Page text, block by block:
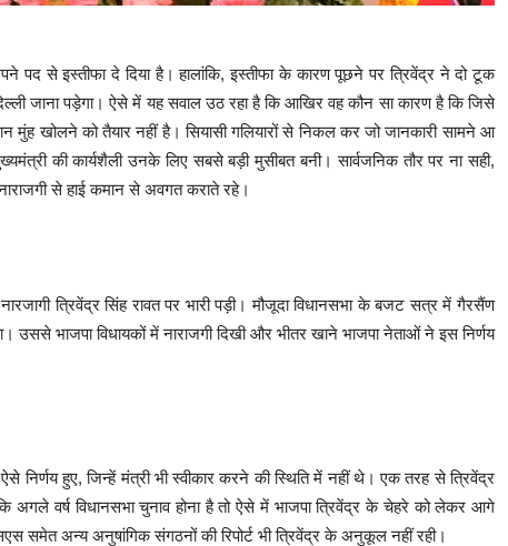
पद से इस्‍तीफा दे दिया है। हालांकि, इस्‍तीफा के कारण पूछने पर त्रिवेंद्र ने दो टूक
जाना पड़ेगा। ऐसे में यह सवाल उठ रहा है कि आखिर वह कौन सा कारण है कि जिसे
मुंह खोलने को तैयार नहीं है। सियासी गलियारों से निकल कर जो जानकारी सामने आ
की कार्यशैली उनके लिए सबसे बड़ी मुसीबत बनी। सार्वजनिक तौर पर ना स‍ही,
से हाई कमान से अवगत कराते रहे।
त्रिवेंद्र सिंह रावत पर भारी पड़ी। मौजूदा विधानसभा के बजट सत्र में गैरसैंण
उससे भाजपा विधायकों में नाराजगी दिखी और भीतर खाने भाजपा नेताओं ने इस निर्णय
ऐसे निर्णय हुए, जिन्‍हें मंत्री भी स्‍वीकार करने की स्थिति में नहीं थे। एक तरह से त्रिवेंद्र
अगले वर्ष विधानसभा चुनाव होना है तो ऐसे में भाजपा त्रिवेंद्र के चेहरे को लेकर आगे
समेत अन्‍य अनुषांगिक संगठनों की रिपोर्ट भी त्रिवेंद्र के अनुकूल नहीं रही।